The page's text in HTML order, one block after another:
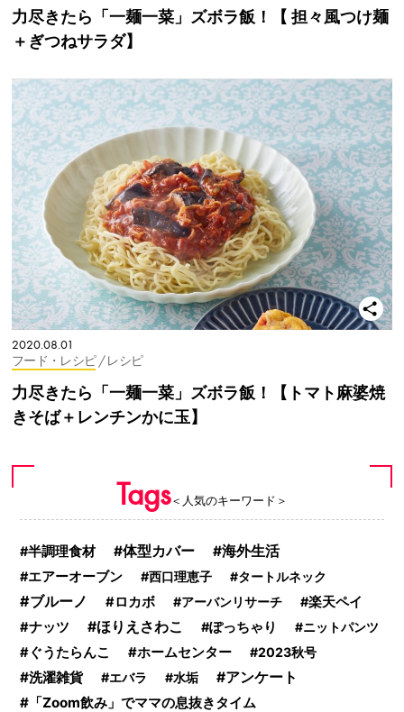
力尽きたら「一麺一菜」ズボラ飯！【 担々風つけ麺
＋ぎつねサラダ】
2020.08.01
フード・レシピ / レシピ
力尽きたら「一麺一菜」ズボラ飯！【トマト麻婆焼
きそば＋レンチンかに玉】
Tags＜人気のキーワード＞
半調理食材 体型カバー 海外生活
エアーオーブン 西口理恵子 タートルネック
ブルーノ ロカボ アーバンリサーチ
楽天ペイ
ナッツ
ほりえさわこ ぽっちゃり ニットパンツ
ぐうたらんこ ホームセンター 2023秋号
洗濯雑貨 エバラ 水垢
アンケート
「Zoom飲み」でママの息抜きタイム